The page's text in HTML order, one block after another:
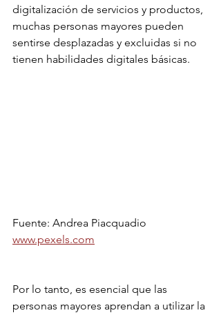
digitalización de servicios y productos,
muchas personas mayores pueden
sentirse desplazadas y excluidas si no
tienen habilidades digitales básicas.
Fuente: Andrea Piacquadio
www.pexels.com
Por lo tanto, es esencial que las
personas mayores aprendan a utilizar la